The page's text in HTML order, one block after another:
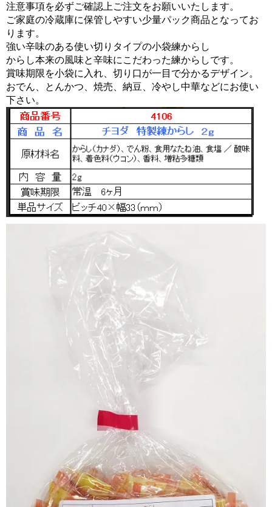
注意事項を必ずご確認上ご注文をお願いいたします。
ご家庭の冷蔵庫に保管しやすい少量パック商品となってお
ります。
強い辛味のある使い切りタイプの小袋練からし
からし本来の風味と辛味にこだわった練からしです。
賞味期限を小袋に入れ、切り口が一目で分かるデザイン。
おでん、とんかつ、焼売、納豆、冷やし中華などにお使い
下さい。